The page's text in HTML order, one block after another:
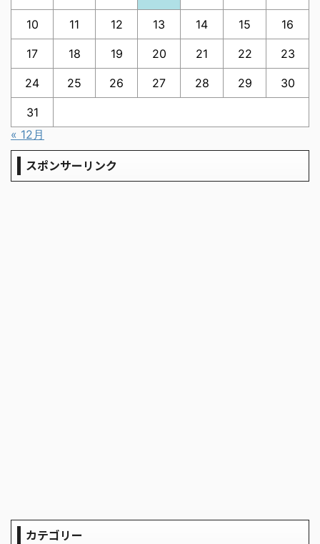
10 11 12 13 14 15 16
17 18 19 20 21 22 23
24 25 26 27 28 29 30
31
« 12月
スポンサーリンク
カテゴリー